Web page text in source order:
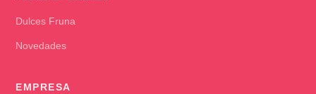
Dulces Fruna
Novedades
EMPRESA